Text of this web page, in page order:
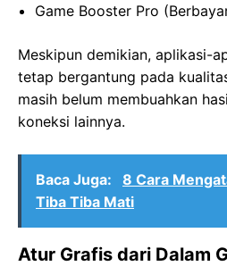
Game Booster Pro
Meskipun demikian, aplikasi-
tetap bergantung pada
masih belum membuahkan
koneksi lainnya.
Baca Juga:
8 Cara
Tiba Tiba Mati
Atur Grafis dari Dalam